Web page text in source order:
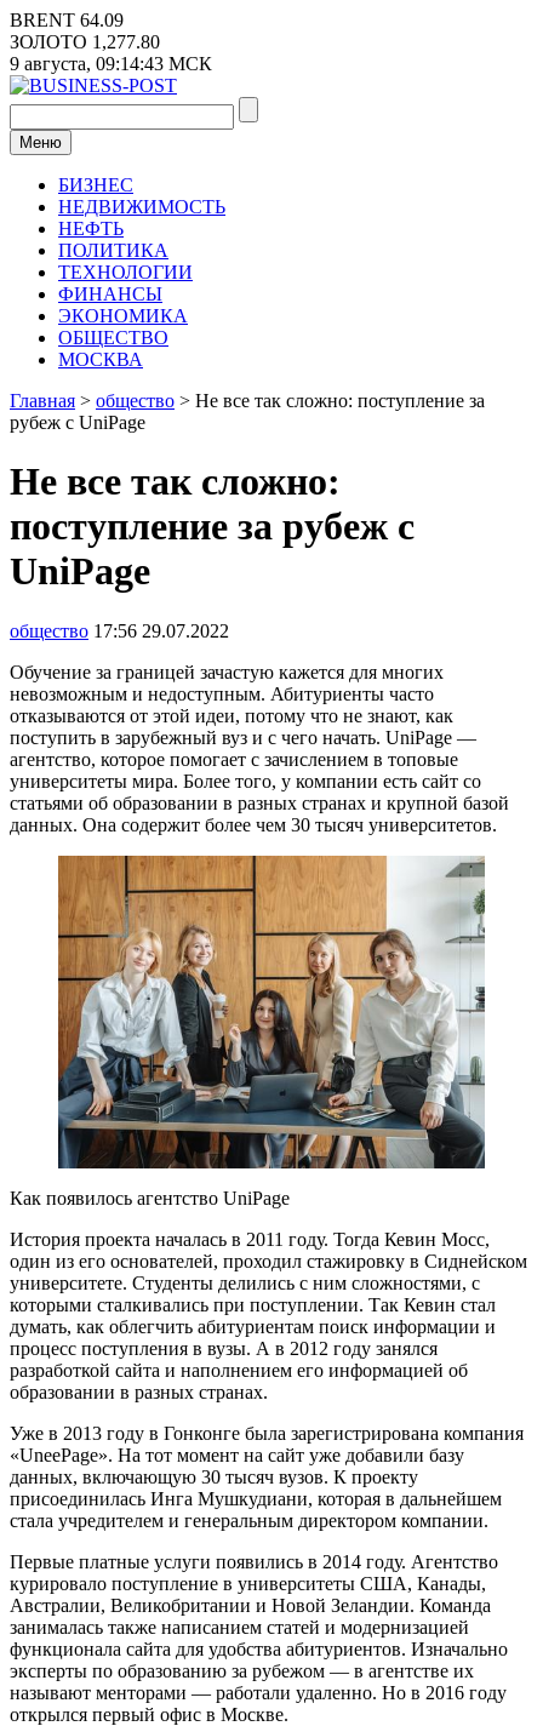
Перейти
к
содержимому
BRENT 64.09
ЗОЛОТО 1,277.80
9 августа, 09:14:44 МСК
Меню
БИЗНЕС
НЕДВИЖИМОСТЬ
НЕФТЬ
ПОЛИТИКА
ТЕХНОЛОГИИ
ФИНАНСЫ
ЭКОНОМИКА
ОБЩЕСТВО
МОСКВА
Главная > общество > Не все так сложно: поступление за
рубеж с UniPage
Не все так сложно:
поступление за рубеж с
UniPage
общество 17:56 29.07.2022
Обучение за границей зачастую кажется для многих
невозможным и недоступным. Абитуриенты часто
отказываются от этой идеи, потому что не знают, как
поступить в зарубежный вуз и с чего начать. UniPage —
агентство, которое помогает с зачислением в топовые
университеты мира. Более того, у компании есть сайт со
статьями об образовании в разных странах и крупной базой
данных. Она содержит более чем 30 тысяч университетов.
Как появилось агентство UniPage
История проекта началась в 2011 году. Тогда Кевин Мосс,
один из его основателей, проходил стажировку в Сиднейском
университете. Студенты делились с ним сложностями, с
которыми сталкивались при поступлении. Так Кевин стал
думать, как облегчить абитуриентам поиск информации и
процесс поступления в вузы. А в 2012 году занялся
разработкой сайта и наполнением его информацией об
образовании в разных странах.
Уже в 2013 году в Гонконге была зарегистрирована компания
«UneePage». На тот момент на сайт уже добавили базу
данных, включающую 30 тысяч вузов. К проекту
присоединилась Инга Мушкудиани, которая в дальнейшем
стала учредителем и генеральным директором компании.
Первые платные услуги появились в 2014 году. Агентство
курировало поступление в университеты США, Канады,
Австралии, Великобритании и Новой Зеландии. Команда
занималась также написанием статей и модернизацией
функционала сайта для удобства абитуриентов. Изначально
эксперты по образованию за рубежом — в агентстве их
называют менторами — работали удаленно. Но в 2016 году
открылся первый офис в Москве.